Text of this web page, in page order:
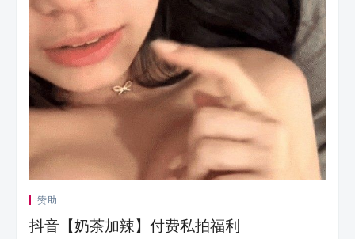
赞助
抖音【奶茶加辣】付费私拍福利